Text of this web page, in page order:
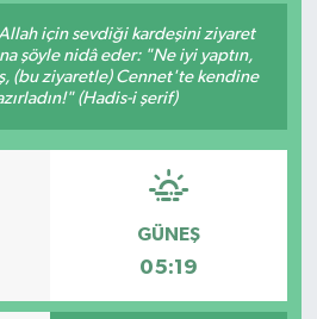
için sevdiği kardeşini ziyaret
şöyle nidâ eder: "Ne iyi yaptın,
(bu ziyaretle) Cennet'te kendine
(Hadis-i şerif)
GÜNEŞ
05:19